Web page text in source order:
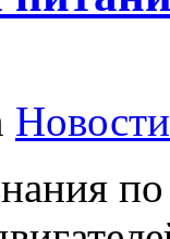
Новости